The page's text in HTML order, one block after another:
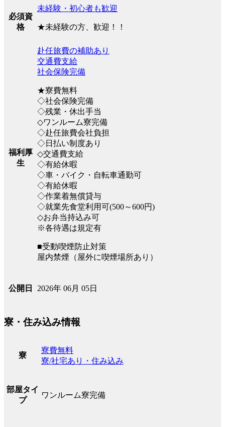
必須資
格
未経験・初心者も歓迎
★未経験の方、歓迎！！
福利厚
生
赴任旅費の補助あり
交通費支給
社会保険完備
★寮費無料
◇社会保険完備
◇残業・休出手当
◇ワンルーム寮完備
◇赴任旅費会社負担
◇日払い制度あり
◇交通費支給
◇有給休暇
◇車・バイク・自転車通勤可
◇有給休暇
◇作業着無償貸与
◇就業先食堂利用可(500～600円)
◇お弁当持込み可
※各待遇は規定有
■受動喫煙防止対策
屋内禁煙（屋外に喫煙場所あり）
公開日 2026年 06月 05日
寮・住み込み情報
寮
寮費無料
寮/社宅あり・住み込み
部屋タイ
プ
ワンルーム寮完備